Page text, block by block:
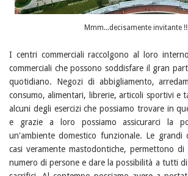
Mmm...decisamente invitante
I centri commerciali raccolgono al loro
commerciali che possono soddisfare il gran
quotidiano. Negozi di abbigliamento,
consumo, alimentari, librerie, articoli sportivi e
alcuni degli esercizi che possiamo trovare in
e grazie a loro possiamo assicurarci la
un'ambiente domestico funzionale. Le grandi
casi veramente mastodontiche, permettono
numero di persone e dare la possibilità a tutti